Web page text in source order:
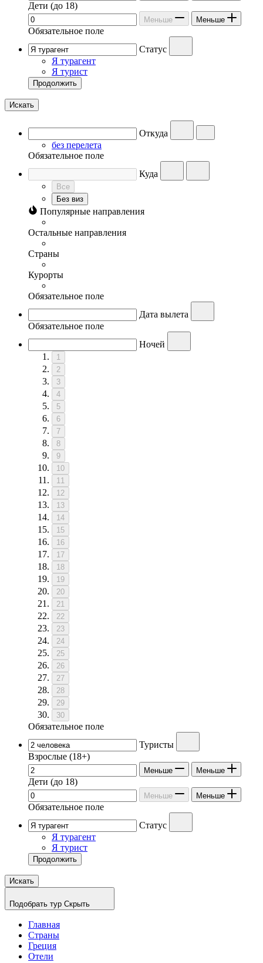
Дети (до 18)
Меньше Меньше
Обязательное поле
Статус
Я турагент
Я турист
Продолжить
Искать
Откуда
без перелета
Обязательное поле
Куда
Все
Без виз
Популярные направления
Остальные направления
Страны
Курорты
Обязательное поле
Дата вылета
Обязательное поле
Ночей
1
2
3
4
5
6
7
8
9
10
11
12
13
14
15
16
17
18
19
20
21
22
23
24
25
26
27
28
29
30
Обязательное поле
Туристы
Взрослые (18+)
Меньше Меньше
Дети (до 18)
Меньше Меньше
Обязательное поле
Статус
Я турагент
Я турист
Продолжить
Искать
Подобрать тур Скрыть
Главная
Страны
Греция
Отели